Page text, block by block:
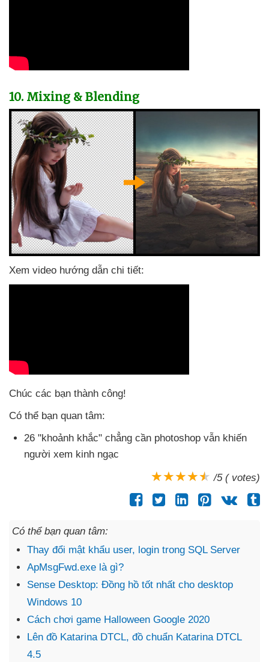
10. Mixing & Blending
Xem video hướng dẫn chi tiết:
Chúc các bạn thành công!
Có thể bạn quan tâm:
26 "khoảnh khắc" chẳng cần photoshop vẫn khiến
người xem kinh ngạc
/5 ( votes)
Có thể bạn quan tâm:
Thay đổi mật khẩu user, login trong SQL Server
ApMsgFwd.exe là gì?
Sense Desktop: Đồng hồ tốt nhất cho desktop
Windows 10
Cách chơi game Halloween Google 2020
Lên đồ Katarina DTCL, đồ chuẩn Katarina DTCL
4.5